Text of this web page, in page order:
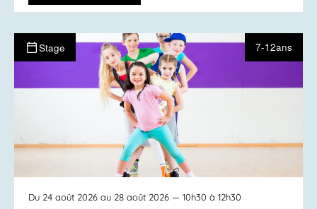
Activités
CLÉ.
Stage 7-12ans
Du 24 août 2026 au 28 août 2026 — 10h30 à 12h30